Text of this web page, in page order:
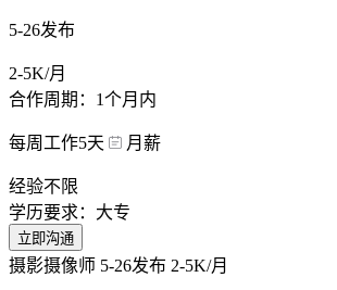
5-26发布
2-5K/月
合作周期：1个月内
每周工作5天 月薪
经验不限
学历要求：大专
立即沟通
摄影摄像师 5-26发布 2-5K/月